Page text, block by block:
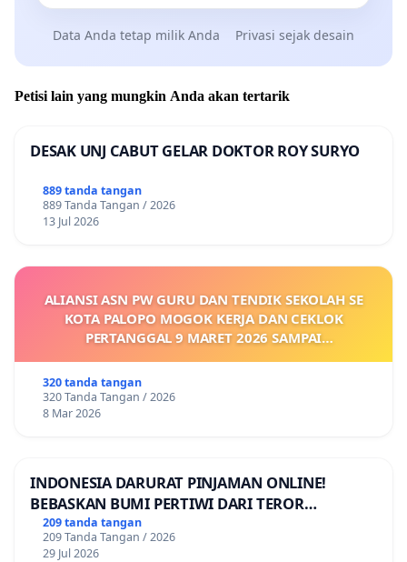
Data Anda tetap milik Anda Privasi sejak desain
Petisi lain yang mungkin Anda akan tertarik
DESAK UNJ CABUT GELAR DOKTOR ROY SURYO
889 tanda tangan
889 Tanda Tangan / 2026
13 Jul 2026
ALIANSI ASN PW GURU DAN TENDIK SEKOLAH SE
KOTA PALOPO MOGOK KERJA DAN CEKLOK
PERTANGGAL 9 MARET 2026 SAMPAI
KEJELASAN SUMBER GAJI POKOK
320 tanda tangan
320 Tanda Tangan / 2026
8 Mar 2026
INDONESIA DARURAT PINJAMAN ONLINE!
BEBASKAN BUMI PERTIWI DARI TEROR
PINJAMAN ONLINE! TUTUP PINJOL!
209 tanda tangan
209 Tanda Tangan / 2026
29 Jul 2026